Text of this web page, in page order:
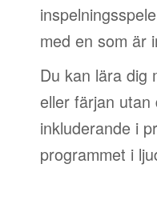
med en som är
Du kan lära dig
eller färjan
inkluderande i
programmet i